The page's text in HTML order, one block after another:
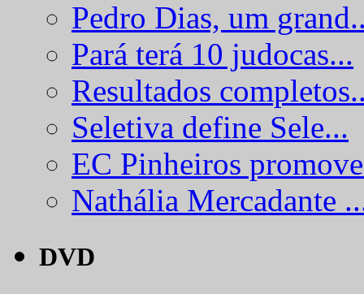
Pedro Dias, um
Pará terá 10 judocas...
Resultados
Seletiva define Sele...
EC Pinheiros
Nathália Mercadante
DVD